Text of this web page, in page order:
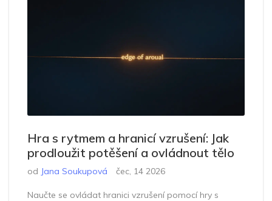
Hra s rytmem a hranicí vzrušení: Jak
prodloužit potěšení a ovládnout tělo
od Jana Soukupová čec, 14 2026
Naučte se ovládat hranici vzrušení pomocí hry s